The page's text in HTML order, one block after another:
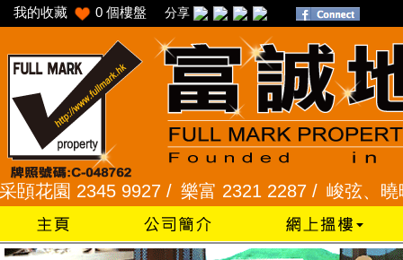
我的收藏 0 個樓盤 分享
園 2345 9927 /樂富 2321 2287 /峻弦、曉暉花